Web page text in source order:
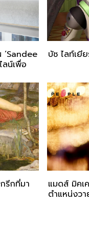
ลน์เพื่อ
บัซ ไลท์เยี
รีกที่มา
แมดส์ มิคเ
ตำแหน่งวา